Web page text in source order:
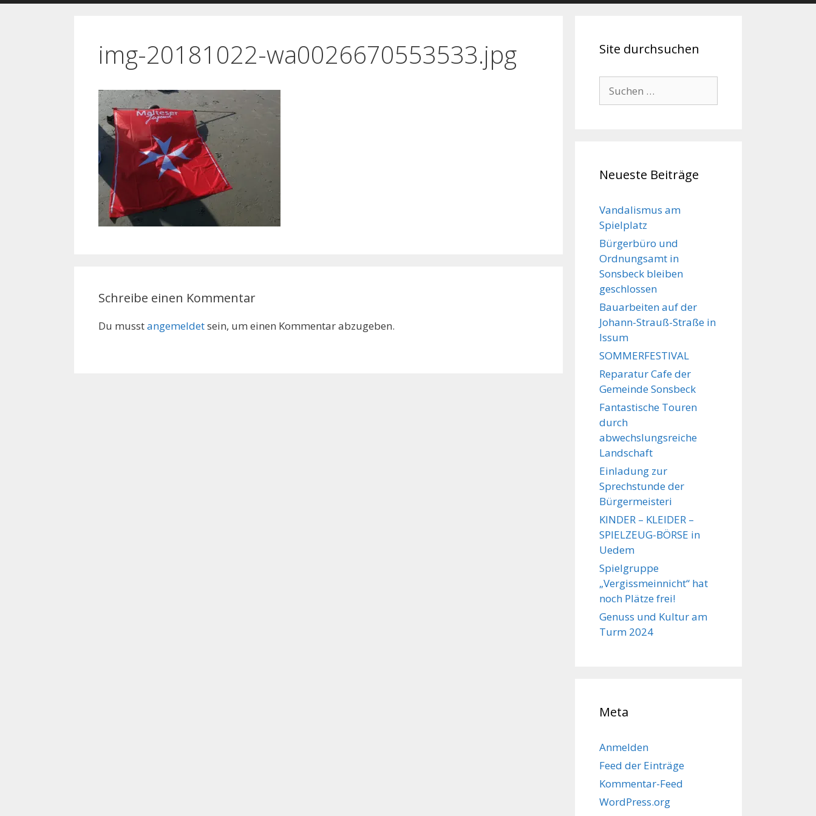
img-20181022-wa0026670553533.jpg
Schreibe einen Kommentar
Du musstangemeldetsein, um einen Kommentar abzugeben.
Site durchsuchen
nach:
Neueste Beiträge
Vandalismus am
Spielplatz
Bürgerbüro und
Ordnungsamt in
Sonsbeck bleiben
geschlossen
Bauarbeiten auf der
Johann-Strauß-Straße in
Issum
SOMMERFESTIVAL
Reparatur Cafe der
Gemeinde Sonsbeck
Fantastische Touren
durch
abwechslungsreiche
Landschaft
Einladung zur
Sprechstunde der
Bürgermeisteri
KINDER – KLEIDER –
SPIELZEUG-BÖRSE in
Uedem
Spielgruppe
„Vergissmeinnicht“ hat
noch Plätze frei!
Genuss und Kultur am
Turm 2024
Meta
Anmelden
Feed der Einträge
Kommentar-Feed
WordPress.org